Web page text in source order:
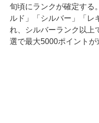
旬頃にランクが確定する
ルド」「シルバー」「レ
れ、シルバーランク以上
選で最大5000ポイントが